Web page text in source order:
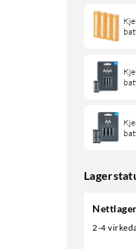
Nettlager
2-4